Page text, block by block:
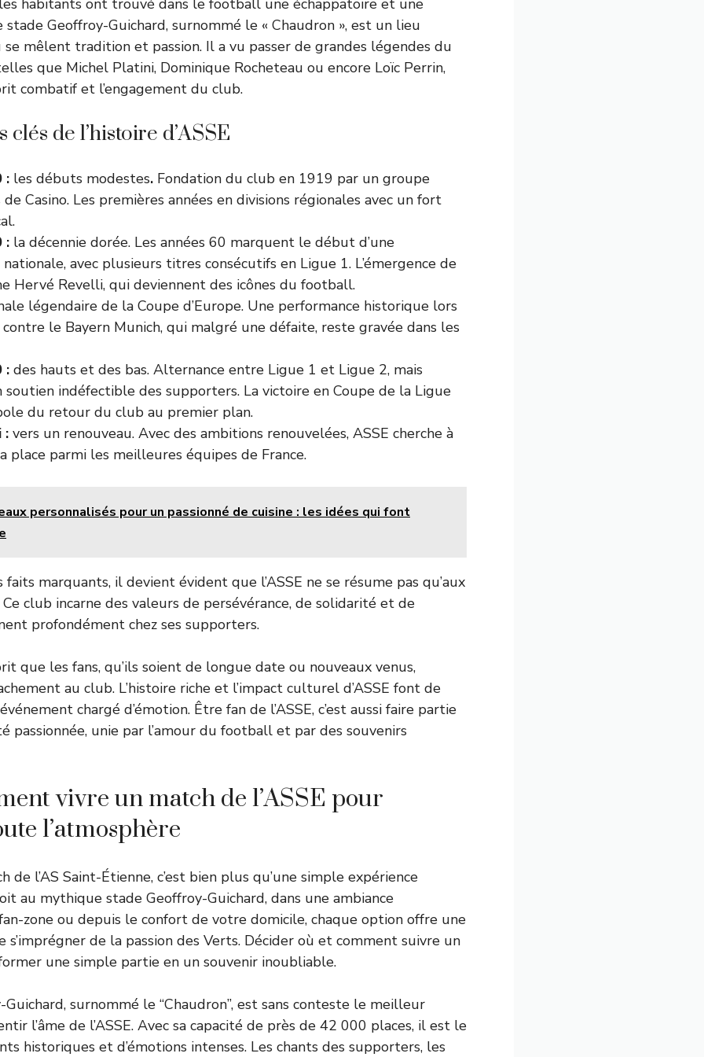
stade Geoffroy-Guichard, surnommé le « Chaudron », est un lieu
mêlent tradition et passion. Il a vu passer de grandes légendes du
que Michel Platini, Dominique Rocheteau ou encore Loïc Perrin,
combatif et l’engagement du club.
de l’histoire d’ASSE
: les débuts modestes. Fondation du club en 1919 par un groupe
de Casino. Les premières années en divisions régionales avec un fort
: la décennie dorée. Les années 60 marquent le début d’une
avec plusieurs titres consécutifs en Ligue 1. L’émergence de
Hervé Revelli, qui deviennent des icônes du football.
légendaire de la Coupe d’Europe. Une performance historique lors
le Bayern Munich, qui malgré une défaite, reste gravée dans les
: des hauts et des bas. Alternance entre Ligue 1 et Ligue 2, mais
indéfectible des supporters. La victoire en Coupe de la Ligue
du retour du club au premier plan.
: vers un renouveau. Avec des ambitions renouvelées, ASSE cherche à
place parmi les meilleures équipes de France.
personnalisés pour un passionné de cuisine : les idées qui font
faits marquants, il devient évident que l’ASSE ne se résume pas qu’aux
club incarne des valeurs de persévérance, de solidarité et de
profondément chez ses supporters.
que les fans, qu’ils soient de longue date ou nouveaux venus,
au club. L’histoire riche et l’impact culturel d’ASSE font de
chargé d’émotion. Être fan de l’ASSE, c’est aussi faire partie
passionnée, unie par l’amour du football et par des souvenirs
vivre un match de l’ASSE pour
l’atmosphère
de l’AS Saint-Étienne, c’est bien plus qu’une simple expérience
au mythique stade Geoffroy-Guichard, dans une ambiance
zone ou depuis le confort de votre domicile, chaque option offre une
s’imprégner de la passion des Verts. Décider où et comment suivre un
une simple partie en un souvenir inoubliable.
surnommé le “Chaudron”, est sans conteste le meilleur
l’âme de l’ASSE. Avec sa capacité de près de 42 000 places, il est le
historiques et d’émotions intenses. Les chants des supporters, les